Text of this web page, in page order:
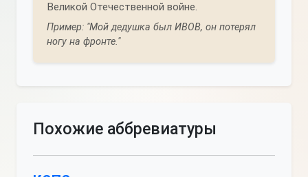
Великой Отечественной войне.
Пример: "Мой дедушка был ИВОВ, он потерял
ногу на фронте."
Похожие аббревиатуры